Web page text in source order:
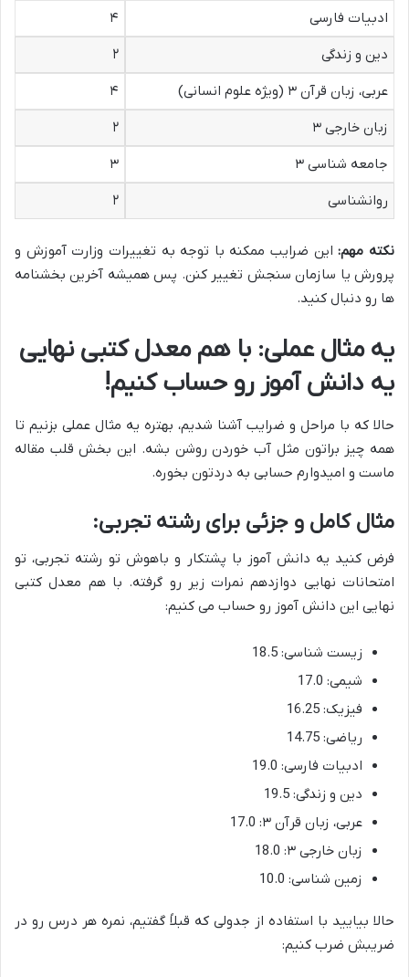
ادبیات فارسی
۴
دین و زندگی
۲
عربی، زبان قرآن ۳ (ویژه علوم انسانی)
۴
زبان خارجی ۳
۲
جامعه شناسی ۳
۳
روانشناسی
۲
نکته مهم:این ضرایب ممکنه با توجه به تغییرات وزارت آموزش و
پرورش یا سازمان سنجش تغییر کنن. پس همیشه آخرین بخشنامه
ها رو دنبال کنید.
یه مثال عملی: با هم معدل کتبی نهایی
یه دانش آموز رو حساب کنیم!
حالا که با مراحل و ضرایب آشنا شدیم، بهتره یه مثال عملی بزنیم تا
همه چیز براتون مثل آب خوردن روشن بشه. این بخش قلب مقاله
ماست و امیدوارم حسابی به دردتون بخوره.
مثال کامل و جزئی برای رشته تجربی:
فرض کنید یه دانش آموز با پشتکار و باهوش تو رشته تجربی، تو
امتحانات نهایی دوازدهم نمرات زیر رو گرفته. با هم معدل کتبی
نهایی این دانش آموز رو حساب می کنیم:
زیست شناسی: 18.5
شیمی: 17.0
فیزیک: 16.25
ریاضی: 14.75
ادبیات فارسی: 19.0
دین و زندگی: 19.5
عربی، زبان قرآن ۳: 17.0
زبان خارجی ۳: 18.0
زمین شناسی: 10.0
حالا بیایید با استفاده از جدولی که قبلاً گفتیم، نمره هر درس رو در
ضریبش ضرب کنیم: